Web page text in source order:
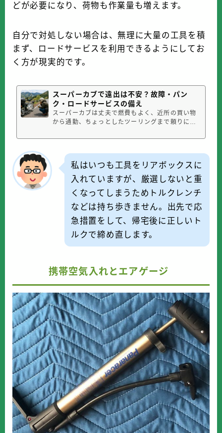
どが必要になり、荷物も作業量も増えます。
自分で対処しない場合は、無理に大量の工具を積
まず、ロードサービスを利用できるようにしてお
く方が現実的です。
スーパーカブで遠出は不安？故障・パン
ク・ロードサービスの備え
スーパーカブは丈夫で燃費もよく、近所の買い物
から通勤、ちょっとしたツーリングまで頼りにな
と、「途中で故障したらどうしよう」「山道でパ
を走って大丈夫なのか」と不安になる人も多いと
思います。特にスーパーカブは高速道...
私はいつも工具をリアボックスに
入れていますが、厳選しないと重
くなってしまうためトルクレンチ
などは持ち歩きません。出先で応
急措置をして、帰宅後に正しいト
ルクで締め直します。
携帯空気入れとエアゲージ